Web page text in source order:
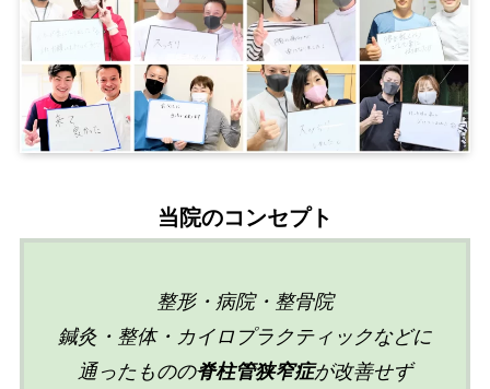
当院のコンセプト
整形・病院・整骨院
鍼灸・整体・カイロプラクティックなどに
通ったものの脊柱管狭窄症が改善せず